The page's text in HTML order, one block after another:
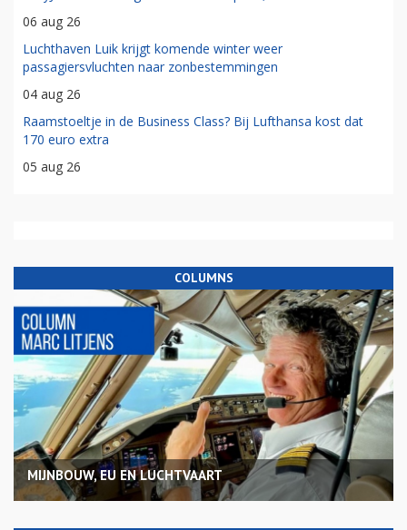
06 aug 26
Luchthaven Luik krijgt komende winter weer
passagiersvluchten naar zonbestemmingen
04 aug 26
Raamstoeltje in de Business Class? Bij Lufthansa kost dat
170 euro extra
05 aug 26
COLUMNS
MIJNBOUW, EU EN LUCHTVAART